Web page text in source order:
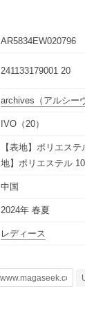
AR5834EW020796
241133179001 20
archives （アルシー
IVO（20）
【表地】ポリエス
地】ポリエステル
中国
2024年 春夏
レディース